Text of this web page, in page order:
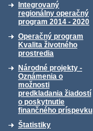
Integrovaný
regionálny operačný
program 2014 - 2020
Operačný program
Kvalita životného
prostredia
Národné projekty -
Oznámenia o
možnosti
predkladania žiadostí
o poskytnutie
finančného príspevku
Štatistiky